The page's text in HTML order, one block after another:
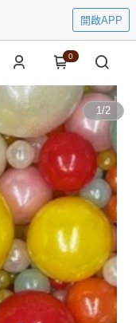
開啟APP
0
1/2